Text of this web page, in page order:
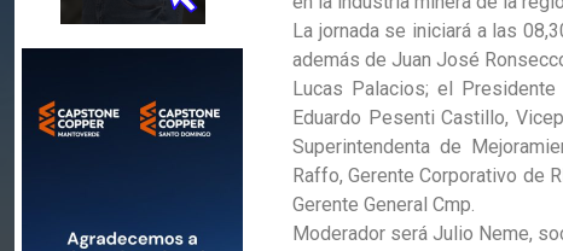
La jornada se iniciará a las
además de Juan José
Lucas Palacios; el
Eduardo Pesenti Castillo,
Superintendenta de
Raffo, Gerente Corporativo de
Gerente General Cmp.
Moderador será Julio Neme,